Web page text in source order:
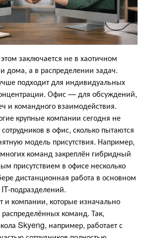
заключается не в хаотичном
дома, а в распределении задач.
подходит для индивидуальных
Офис — для обсуждений,
и командного взаимодействия.
крупные компании сегодня не
в офис, сколько пытаются
модель присутствия. Например,
команд закреплён гибридный
присутствием в офисе несколько
дистанционная работа в основном
подразделений.
и компании, которые изначально
распределённых команд. Так,
Skyeng, например, работает с